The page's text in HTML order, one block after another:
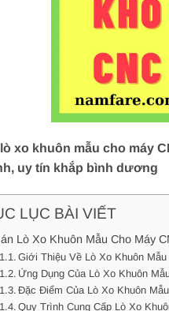
xo khuôn mẫu cho máy
uy tín khắp bình dương
LỤC BÀI VIẾT
Lò Xo Khuôn Mẫu Cho Máy
Giới Thiệu Về Lò Xo Khuôn
Ứng Dụng Của Lò Xo Khuôn
Đặc Điểm Của Lò Xo Khuôn
Quy Trình Cung Cấp Lò Xo